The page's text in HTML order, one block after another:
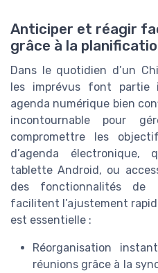
Anticiper et réagir
grâce à la
Dans le quotidien d’un
les imprévus font partie
agenda numérique bien
incontournable pour
compromettre les
d’agenda électronique,
tablette Android, ou
des fonctionnalités de
facilitent l’ajustement
est essentielle :
Réorganisation
réunions grâce à la